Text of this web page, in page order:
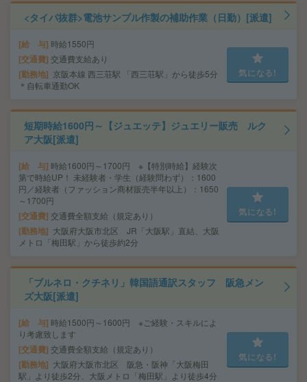
<タイパ抜群>電池サンプル作製の補助作業（日勤）[派遣]
給 与 時給1550円
交通費 交通費支給あり
勤務地
京阪本線 西三荘駅 「西三荘駅」から徒歩5分
＊自転車通勤OK
気になる!
短期時給1600円～【ジュエッテ】ジュエリー販売 ルク
ア大阪[派遣]
給 与 時給1600円～1700円 ※【特別時給】経験次
第で時給UP！ 未経験者・学生（経験問わず）：1600
円／経験者（ファッション商材販売半年以上）：1650
～1700円
交通費 交通費全額支給（規定あり）
勤務地
大阪府大阪市北区 JR「大阪駅」直結、大阪
メトロ「梅田駅」から徒歩約2分
気になる!
「ブルネロ・クチネリ」韓国語通訳スタッフ 阪急メン
ズ大阪[派遣]
給 与 時給1500円～1600円 ※ご経験・スキルによ
り考慮致します
交通費 交通費全額支給（規定あり）
勤務地
大阪府大阪市北区 阪急・阪神「大阪梅田
駅」より徒歩2分、大阪メトロ「梅田駅」より徒歩4分
気になる!